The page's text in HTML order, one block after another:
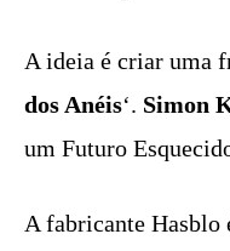
A ideia é criar uma
dos Anéis‘. Simon
um Futuro
A fabricante Hasblo